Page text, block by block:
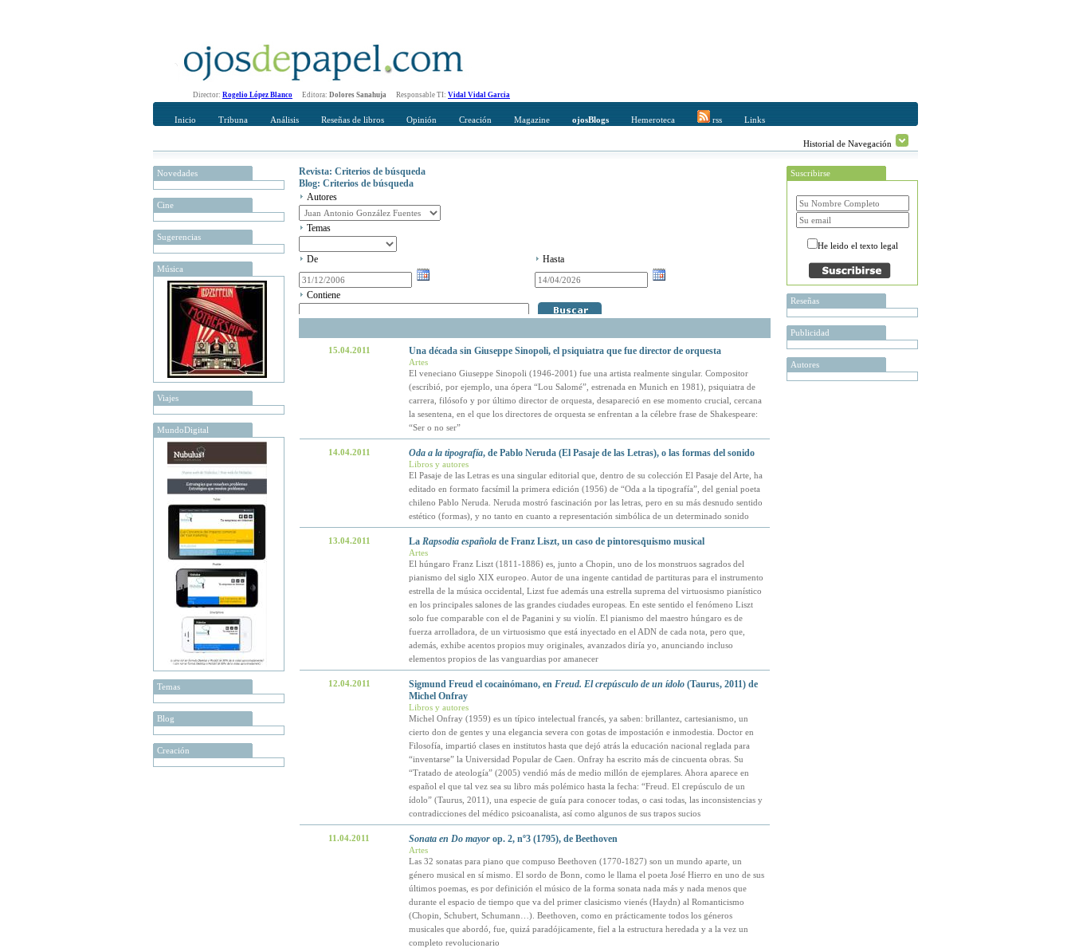
Director: Rogelio López Blanco Editora: Dolores Sanahuja Responsable TI: Vidal Vidal Garcia
Inicio Tribuna Análisis Reseñas de libros Opinión Creación Magazine ojosBlogs Hemeroteca rss Links
Historial de Navegación
Novedades
Cine
Sugerencias
Música
Viajes
MundoDigital
Temas
Blog
Creación
Revista: Criterios de búsqueda
Blog: Criterios de búsqueda
Autores
Temas
De Hasta
Contiene
15.04.2011 Una década sin Giuseppe Sinopoli, el psiquiatra que fue director de orquesta
Artes
El veneciano Giuseppe Sinopoli (1946-2001) fue una artista realmente singular. Compositor
(escribió, por ejemplo, una ópera “Lou Salomé”, estrenada en Munich en 1981), psiquiatra de
carrera, filósofo y por último director de orquesta, desapareció en ese momento crucial, cercana
la sesentena, en el que los directores de orquesta se enfrentan a la célebre frase de Shakespeare:
“Ser o no ser”
14.04.2011 Oda a la tipografía, de Pablo Neruda (El Pasaje de las Letras), o las formas del sonido
Libros y autores
El Pasaje de las Letras es una singular editorial que, dentro de su colección El Pasaje del Arte, ha
editado en formato facsímil la primera edición (1956) de “Oda a la tipografía”, del genial poeta
chileno Pablo Neruda. Neruda mostró fascinación por las letras, pero en su más desnudo sentido
estético (formas), y no tanto en cuanto a representación simbólica de un determinado sonido
13.04.2011 La Rapsodia españolade Franz Liszt, un caso de pintoresquismo musical
Artes
El húngaro Franz Liszt (1811-1886) es, junto a Chopin, uno de los monstruos sagrados del
pianismo del siglo XIX europeo. Autor de una ingente cantidad de partituras para el instrumento
estrella de la música occidental, Lizst fue además una estrella suprema del virtuosismo pianístico
en los principales salones de las grandes ciudades europeas. En este sentido el fenómeno Liszt
solo fue comparable con el de Paganini y su violín. El pianismo del maestro húngaro es de
fuerza arrolladora, de un virtuosismo que está inyectado en el ADN de cada nota, pero que,
además, exhibe acentos propios muy originales, avanzados diría yo, anunciando incluso
elementos propios de las vanguardias por amanecer
12.04.2011 Sigmund Freud el cocainómano, en Freud. El crepúsculo de un ídolo(Taurus, 2011) de
Michel Onfray
Libros y autores
Michel Onfray (1959) es un típico intelectual francés, ya saben: brillantez, cartesianismo, un
cierto don de gentes y una elegancia severa con gotas de impostación e inmodestia. Doctor en
Filosofía, impartió clases en institutos hasta que dejó atrás la educación nacional reglada para
“inventarse” la Universidad Popular de Caen. Onfray ha escrito más de cincuenta obras. Su
“Tratado de ateología” (2005) vendió más de medio millón de ejemplares. Ahora aparece en
español el que tal vez sea su libro más polémico hasta la fecha: “Freud. El crepúsculo de un
ídolo” (Taurus, 2011), una especie de guía para conocer todas, o casi todas, las inconsistencias y
contradicciones del médico psicoanalista, así como algunos de sus trapos sucios
11.04.2011 Sonata en Do mayorop. 2, nº3 (1795), de Beethoven
Artes
Las 32 sonatas para piano que compuso Beethoven (1770-1827) son un mundo aparte, un
género musical en sí mismo. El sordo de Bonn, como le llama el poeta José Hierro en uno de sus
últimos poemas, es por definición el músico de la forma sonata nada más y nada menos que
durante el espacio de tiempo que va del primer clasicismo vienés (Haydn) al Romanticismo
(Chopin, Schubert, Schumann…). Beethoven, como en prácticamente todos los géneros
musicales que abordó, fue, quizá paradójicamente, fiel a la estructura heredada y a la vez un
completo revolucionario
Suscribirse
He leido el texto legal
Reseñas
Publicidad
Autores